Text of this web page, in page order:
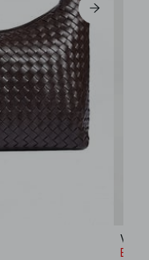
EUR